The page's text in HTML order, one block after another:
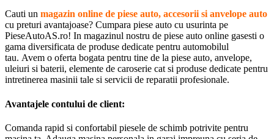
Cauti un magazin online de piese auto, accesorii si anvelope auto
cu preturi avantajoase? Cumpara piese auto cu usurinta pe
PieseAutoAS.ro! In magazinul nostru de piese auto online gasesti o
gama diversificata de produse dedicate pentru automobilul
tau. Avem o oferta bogata pentru tine de la piese auto, anvelope,
uleiuri si baterii, elemente de caroserie cat si produse dedicate pentru
intretinerea masinii tale si servicii de reparatii profesionale.
Avantajele contului de client:
Comanda rapid si confortabil piesele de schimb potrivite pentru